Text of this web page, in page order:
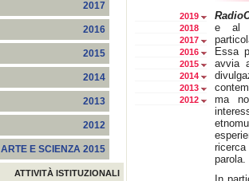
2017
2016
2015
2014
2013
2012
ARTE E SCIENZA 2015
ATTIVITÀ ISTITUZIONALI
2019
2018
2017
2016
2015
2014
2013
2012
e al
Essa
avvia
ma
parola.